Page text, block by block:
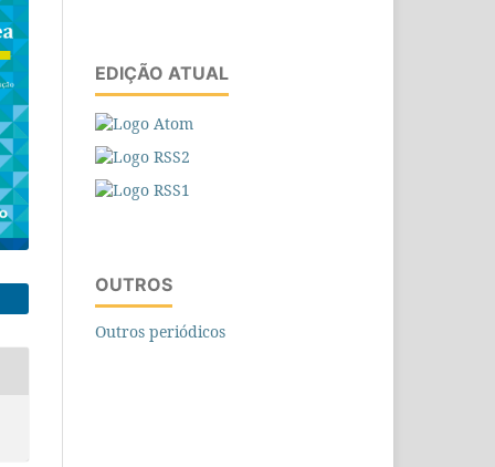
EDIÇÃO ATUAL
OUTROS
Outros periódicos